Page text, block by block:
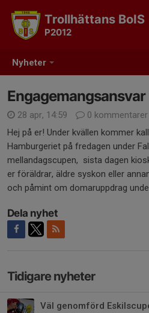
Nyheter
Trollhättans BoIS
P2012
Engagemangsansvar
28 apr, 14:59
0 kommentarer
Hej på er! Under kvällen kommer
Hamburgeriet på fredagen under
mellandagscupen, sista dagen
er föräldrar, äldre syskon eller
och påmint om domaruppdrag
Dela nyhet
Tidigare nyheter
Väl genomförd